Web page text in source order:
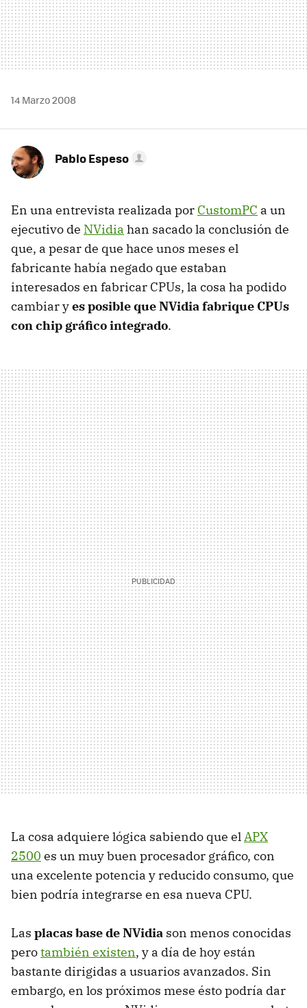
14 Marzo 2008
Pablo Espeso
En una entrevista realizada por CustomPC a un
ejecutivo de NVidia han sacado la conclusión de
que, a pesar de que hace unos meses el
fabricante había negado que estaban
interesados en fabricar CPUs, la cosa ha podido
cambiar yes posible que NVidia fabrique CPUs
con chip gráfico integrado.
La cosa adquiere lógica sabiendo que elAPX
2500 es un muy buen procesador gráfico, con
una excelente potencia y reducido consumo, que
bien podría integrarse en esa nueva CPU.
Las placas base de NVidia son menos conocidas
perotambién existen, y a día de hoy están
bastante dirigidas a usuarios avanzados. Sin
embargo, en los próximos mese ésto podría dar